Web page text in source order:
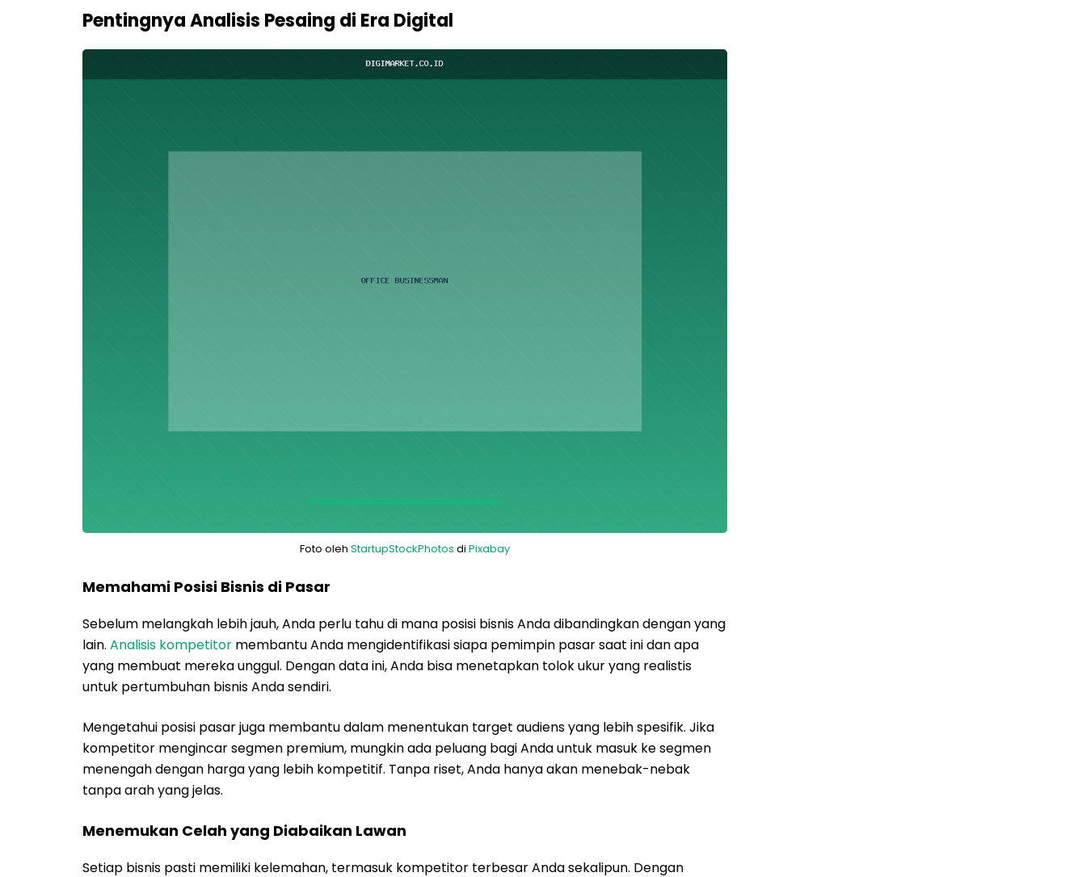
Pentingnya Analisis Pesaing di Era Digital
Foto oleh StartupStockPhotos di Pixabay
Memahami Posisi Bisnis di Pasar
Sebelum melangkah lebih jauh, Anda perlu tahu di mana posisi bisnis Anda dibandingkan dengan yang
lain. Analisis kompetitor membantu Anda mengidentifikasi siapa pemimpin pasar saat ini dan apa
yang membuat mereka unggul. Dengan data ini, Anda bisa menetapkan tolok ukur yang realistis
untuk pertumbuhan bisnis Anda sendiri.
Mengetahui posisi pasar juga membantu dalam menentukan target audiens yang lebih spesifik. Jika
kompetitor mengincar segmen premium, mungkin ada peluang bagi Anda untuk masuk ke segmen
menengah dengan harga yang lebih kompetitif. Tanpa riset, Anda hanya akan menebak-nebak
tanpa arah yang jelas.
Menemukan Celah yang Diabaikan Lawan
Setiap bisnis pasti memiliki kelemahan, termasuk kompetitor terbesar Anda sekalipun. Dengan